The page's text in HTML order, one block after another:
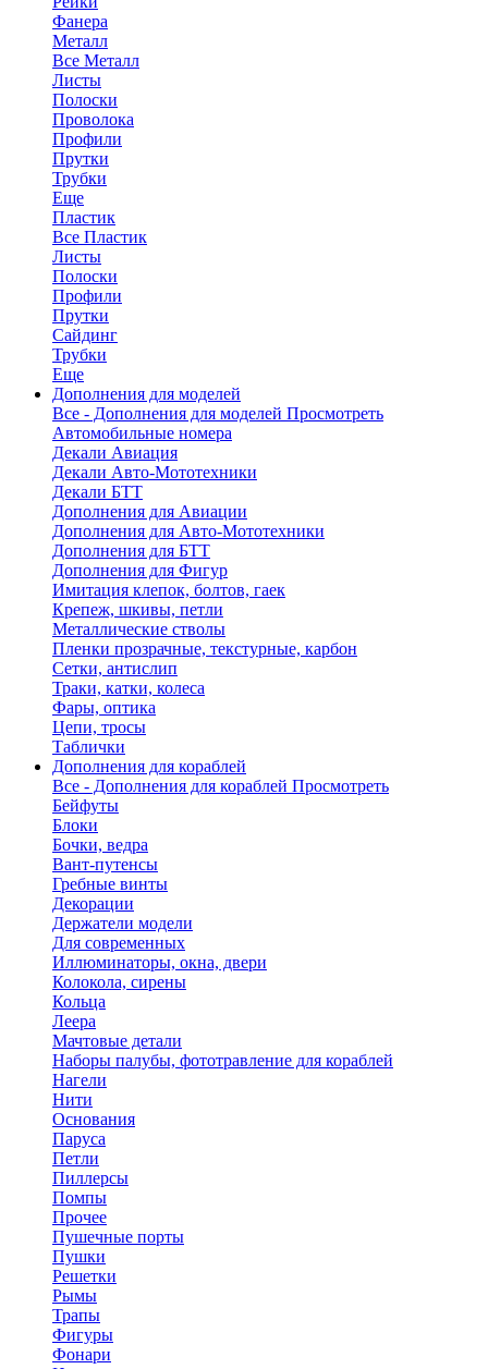
Фанера
Металл
Все Металл
Листы
Полоски
Проволока
Профили
Прутки
Трубки
Еще
Пластик
Все Пластик
Листы
Полоски
Профили
Прутки
Сайдинг
Трубки
Еще
Дополнения для моделей
Все - Дополнения для моделей Просмотреть
Автомобильные номера
Декали Авиация
Декали Авто-Мототехники
Декали БТТ
Дополнения для Авиации
Дополнения для Авто-Мототехники
Дополнения для БТТ
Дополнения для Фигур
Имитация клепок, болтов, гаек
Крепеж, шкивы, петли
Металлические стволы
Пленки прозрачные, текстурные, карбон
Сетки, антислип
Траки, катки, колеса
Фары, оптика
Цепи, тросы
Таблички
Дополнения для кораблей
Все - Дополнения для кораблей Просмотреть
Бейфуты
Блоки
Бочки, ведра
Вант-путенсы
Гребные винты
Декорации
Держатели модели
Для современных
Иллюминаторы, окна, двери
Колокола, сирены
Кольца
Леера
Мачтовые детали
Наборы палубы, фототравление для кораблей
Нагели
Нити
Основания
Паруса
Петли
Пиллерсы
Помпы
Прочее
Пушечные порты
Пушки
Решетки
Рымы
Трапы
Фигуры
Фонари